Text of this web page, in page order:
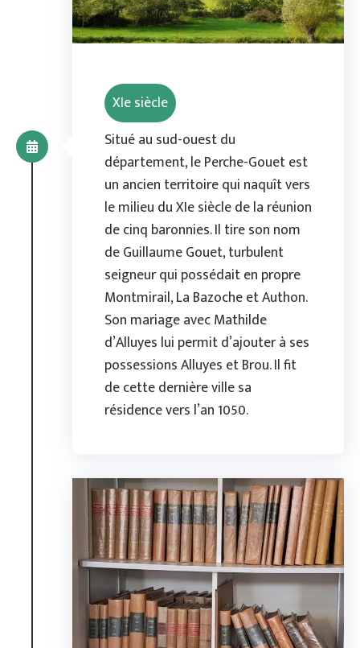
XIe siècle
Situé au sud-ouest du
département, le Perche-Gouet est
un ancien territoire qui naquît vers
le milieu du XIe siècle de la réunion
de cinq baronnies. Il tire son nom
de Guillaume Gouet, turbulent
seigneur qui possédait en propre
Montmirail, La Bazoche et Authon.
Son mariage avec Mathilde
d’Alluyes lui permit d’ajouter à ses
possessions Alluyes et Brou. Il fit
de cette dernière ville sa
résidence vers l’an 1050.